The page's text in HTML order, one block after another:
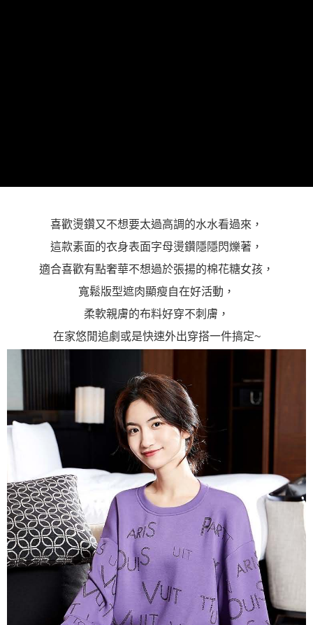
喜歡燙鑽又不想要太過高調的水水看過來，
這款素面的衣身表面字母燙鑽隱隱閃爍著，
適合喜歡有點奢華不想過於張揚的棉花糖女孩，
寬鬆版型遮肉顯瘦自在好活動，
柔軟親膚的布料好穿不刺膚，
在家悠閒追劇或是快速外出穿搭一件搞定~